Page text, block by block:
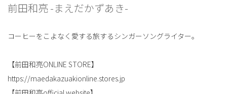
前田和亮 -まえだかずあき-
コーヒーをこよなく愛する旅するシンガーソングライター。
【前田和亮ONLINE STORE】
https://maedakazuakionline.stores.jp